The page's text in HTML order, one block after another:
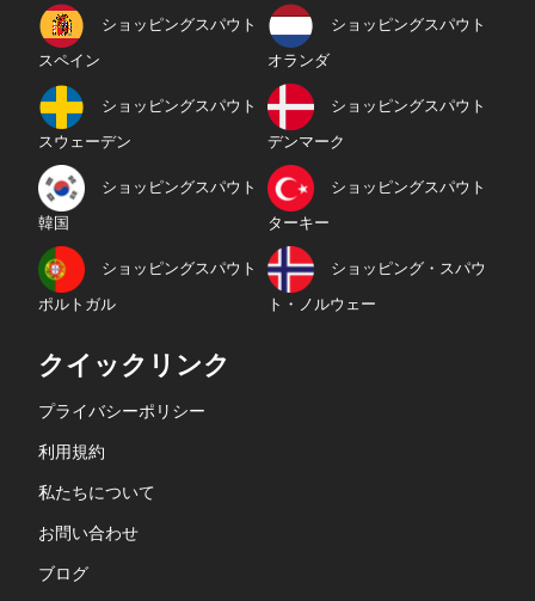
ショッピングスパウト
スペイン
ショッピングスパウト
オランダ
ショッピングスパウト
スウェーデン
ショッピングスパウト
デンマーク
ショッピングスパウト
韓国
ショッピングスパウト
ターキー
ショッピングスパウト
ポルトガル
ショッピング・スパウ
ト・ノルウェー
クイックリンク
プライバシーポリシー
利用規約
私たちについて
お問い合わせ
ブログ